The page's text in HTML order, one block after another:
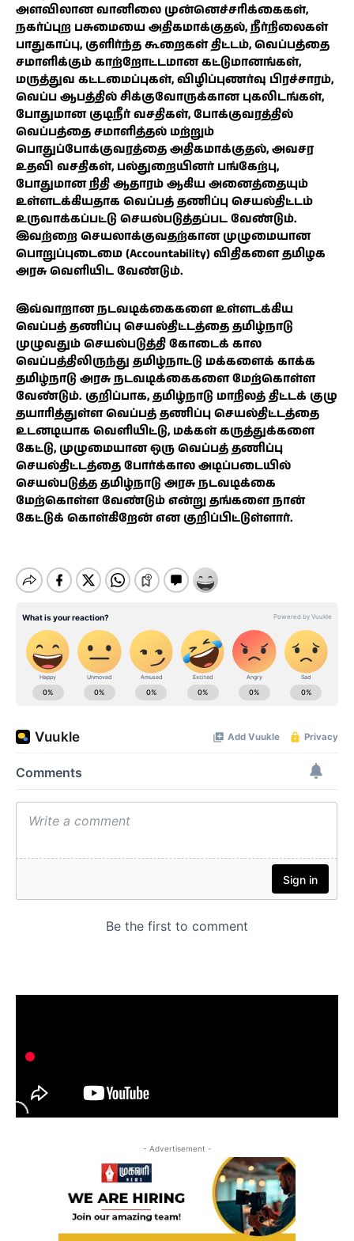
அளவிலான வானிலை முன்னெச்சரிக்கைகள்,
நகர்ப்புற பசுமையை அதிகமாக்குதல், நீர்நிலைகள்
பாதுகாப்பு, குளிர்ந்த கூறைகள் திட்டம், வெப்பத்தை
சமாளிக்கும் காற்றோட்டமான கட்டுமானங்கள்,
மருத்துவ கட்டமைப்புகள், விழிப்புணர்வு பிரச்சாரம்,
வெப்ப ஆபத்தில் சிக்குவோருக்கான புகலிடங்கள்,
போதுமான குடிநீர் வசதிகள், போக்குவரத்தில்
வெப்பத்தை சமாளித்தல் மற்றும்
பொதுப்போக்குவரத்தை அதிகமாக்குதல், அவசர
உதவி வசதிகள், பல்துறையினர் பங்கேற்பு,
போதுமான நிதி ஆதாரம் ஆகிய அனைத்தையும்
உள்ளடக்கியதாக வெப்பத் தணிப்பு செயல்திட்டம்
உருவாக்கப்பட்டு செயல்படுத்தப்பட வேண்டும்.
இவற்றை செயலாக்குவதற்கான முழுமையான
பொறுப்புடைமை (Accountability) விதிகளை தமிழக
அரசு வெளியிட வேண்டும்.
இவ்வாறான நடவடிக்கைகளை உள்ளடக்கிய
வெப்பத் தணிப்பு செயல்திட்டத்தை தமிழ்நாடு
முழுவதும் செயல்படுத்தி கோடைக் கால
வெப்பத்திலிருந்து தமிழ்நாட்டு மக்களைக் காக்க
தமிழ்நாடு அரசு நடவடிக்கைகளை மேற்கொள்ள
வேண்டும். குறிப்பாக, தமிழ்நாடு மாநிலத் திட்டக் குழு
தயாரித்துள்ள வெப்பத் தணிப்பு செயல்திட்டத்தை
உடனடியாக வெளியிட்டு, மக்கள் கருத்துக்களை
கேட்டு, முழுமையான ஒரு வெப்பத் தணிப்பு
செயல்திட்டத்தை போர்க்கால அடிப்படையில்
செயல்படுத்த தமிழ்நாடு அரசு நடவடிக்கை
மேற்கொள்ள வேண்டும் என்று தங்களை நான்
கேட்டுக் கொள்கிறேன் என குறிப்பிட்டுள்ளார்.
- Advertisement -